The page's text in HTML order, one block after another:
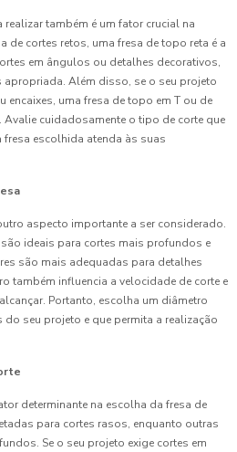
também é um fator crucial na
de cortes retos, uma fresa de topo reta é a
em ângulos ou detalhes decorativos,
apropriada. Além disso, se o seu projeto
encaixes, uma fresa de topo em T ou de
cuidadosamente o tipo de corte que
fresa escolhida atenda às suas
aspecto importante a ser considerado.
ideais para cortes mais profundos e
são mais adequadas para detalhes
também influencia a velocidade de corte e
Portanto, escolha um diâmetro
do seu projeto e que permita a realização
determinante na escolha da fresa de
para cortes rasos, enquanto outras
Se o seu projeto exige cortes em